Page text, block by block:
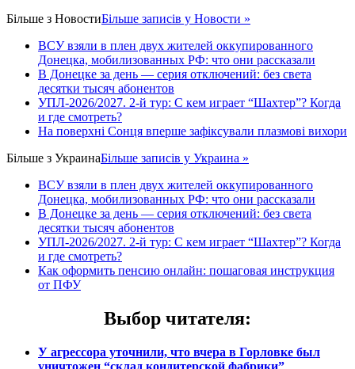
Більше з НовостиБільше записів у Новости »
ВСУ взяли в плен двух жителей оккупированного
Донецка, мобилизованных РФ: что они рассказали
В Донецке за день — серия отключений: без света
десятки тысяч абонентов
УПЛ-2026/2027. 2-й тур: С кем играет “Шахтер”? Когда
и где смотреть?
На поверхні Сонця вперше зафіксували плазмові вихори
Більше з УкраинаБільше записів у Украина »
ВСУ взяли в плен двух жителей оккупированного
Донецка, мобилизованных РФ: что они рассказали
В Донецке за день — серия отключений: без света
десятки тысяч абонентов
УПЛ-2026/2027. 2-й тур: С кем играет “Шахтер”? Когда
и где смотреть?
Как оформить пенсию онлайн: пошаговая инструкция
от ПФУ
Выбор читателя:
У агрессора уточнили, что вчера в Горловке был
уничтожен “склад кондитерской фабрики”